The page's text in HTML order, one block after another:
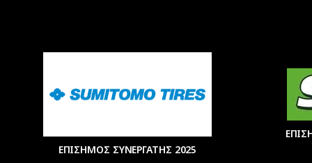
ΕΠΙΣΗΜΟΣ ΣΥΝΕΡΓΑΤΗΣ 2025